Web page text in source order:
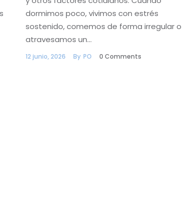
dormimos poco, vivimos con estrés
sostenido, comemos de forma irregular o
atravesamos un…
12 junio, 2026 By PO 0 Comments